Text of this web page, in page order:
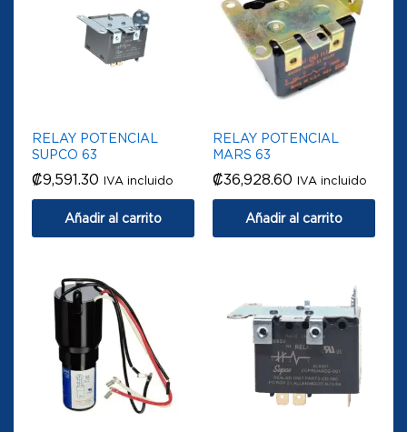
RELAY POTENCIAL
SUPCO 63
₡9,591.30 IVA incluido
Añadir al carrito
RELAY POTENCIAL
MARS 63
₡36,928.60 IVA incluido
Añadir al carrito